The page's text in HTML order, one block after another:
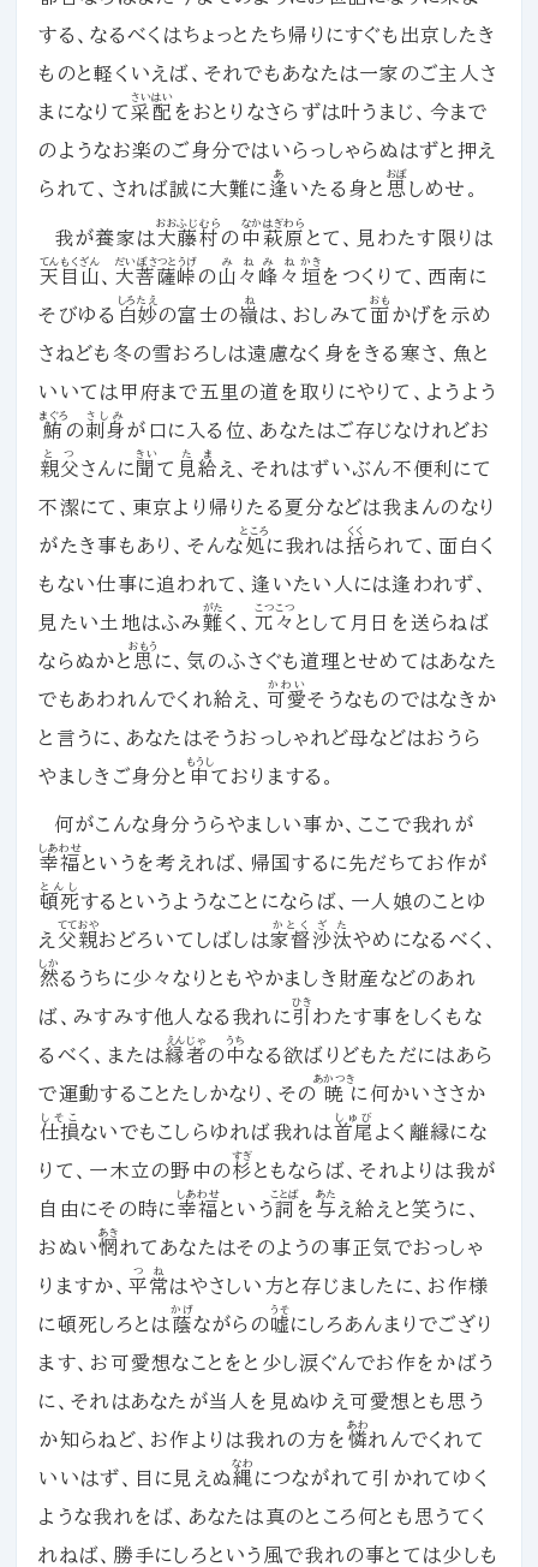
する、なるべくはちょっとたち帰りにすぐも出京したき
ものと軽くいえば、それでもあなたは一家のご主人さ
まになりて 采配
さいはい
をおとりなさらずは叶うまじ、今まで
のようなお楽のご身分ではいらっしゃらぬはずと押え
られて、されば誠に大難に逢
あ
いたる身と 思
おぼ
しめせ。
我が養家は大藤村
おおふじむら
の 中萩原
なかはぎわら
とて、見わたす限りは
天目山
てんもくざん
、 大菩薩峠
だいぼさつとうげ
の 山々峰々
みねみね
垣
かき
をつくりて、西南に
そびゆる 白妙
しろたえ
の富士の嶺
ね
は、おしみて面
おも
かげを示め
さねども冬の雪おろしは遠慮なく身をきる寒さ、魚と
いいては甲府まで五里の道を取りにやりて、ようよう
鮪
まぐろ
の刺身
さしみ
が口に入る位、あなたはご存じなけれどお
親父
とつ
さんに 聞
きい
て 見給
たま
え、それはずいぶん不便利にて
不潔にて、東京より帰りたる夏分などは我まんのなり
がたき事もあり、そんな処
ところ
に我れは括
くく
られて、面白く
もない仕事に追われて、逢いたい人には逢われず、
見たい土地はふみ難
がた
く、 兀々
こつこつ
として月日を送らねば
ならぬかと 思
おもう
に、気のふさぐも道理とせめてはあなた
でもあわれんでくれ給え、 可愛
かわい
そうなものではなきか
と言うに、あなたはそうおっしゃれど母などはおうら
やましきご身分と 申
もうし
ておりまする。
何がこんな身分うらやましい事か、ここで我れが
幸福
しあわせ
というを考えれば、帰国するに先だちてお作が
頓死
とんし
するというようなことにならば、一人娘のことゆ
え 父親
てておや
おどろいてしばしは家督
かとく
沙汰
ざた
やめになるべく、
然
しか
るうちに少々なりともやかましき財産などのあれ
ば、みすみす他人なる我れに引
ひき
わたす事をしくもな
るべく、または縁者
えんじゃ
の 中
うち
なる欲ばりどもただにはあら
で運動することたしかなり、その 暁
あかつき
に何かいささか
仕損
しそこ
ないでもこしらゆれば我れは首尾
しゅび
よく離縁にな
りて、一木立の野中の杉
すぎ
ともならば、それよりは我が
自由にその時に幸福
しあわせ
という詞
ことば
を 与
あた
え給えと笑うに、
おぬい惘
あき
れてあなたはそのようの事正気でおっしゃ
りますか、 平常
つね
はやさしい方と存じましたに、お作様
に頓死しろとは 蔭
かげ
ながらの嘘
うそ
にしろあんまりでござり
ます、お可愛想なことをと少し涙ぐんでお作をかばう
に、それはあなたが当人を見ぬゆえ可愛想とも思う
か知らねど、お作よりは我れの方を 憐
あわ
れんでくれて
いいはず、目に見えぬ縄
なわ
につながれて引かれてゆく
ような我れをば、あなたは真のところ何とも思うてく
れねば、勝手にしろという風で我れの事とては少しも